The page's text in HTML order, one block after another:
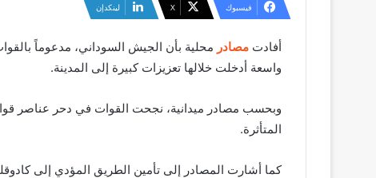
فيسبوك ‫X لينكدإن
أفادت مصادر محلية بأن الجيش السوداني، مدعوماً
واسعة أدخلت خلالها تعزيزات كبيرة إلى المدينة.
وبحسب مصادر ميدانية، نجحت القوات في دحر عناصر قوات
المتأثرة.
كما أشارت المصادر إلى تأمين الطريق المؤدي إلى